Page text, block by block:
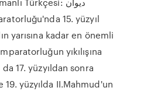
yarısına kadar en önemli
yıkılışına
17. yüzyıldan sonra
yüzyılda II.Mahmud'un